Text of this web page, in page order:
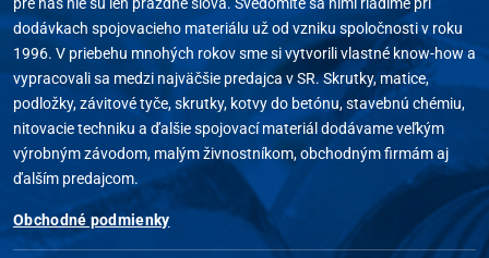
dodávkach spojovacieho materiálu už od vzniku spoločnosti v roku
1996. V priebehu mnohých rokov sme si vytvorili vlastné know-how a
vypracovali sa medzi najväčšie predajca v SR. Skrutky, matice,
podložky, závitové tyče, skrutky, kotvy do betónu, stavebnú chémiu,
nitovacie techniku a ďalšie spojovací materiál dodávame veľkým
výrobným závodom, malým živnostníkom, obchodným firmám aj
ďalším predajcom.
Obchodné podmienky